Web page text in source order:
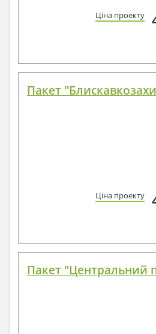
Ціна проекту
Пакет
Ціна проекту
Пакет "Центральний